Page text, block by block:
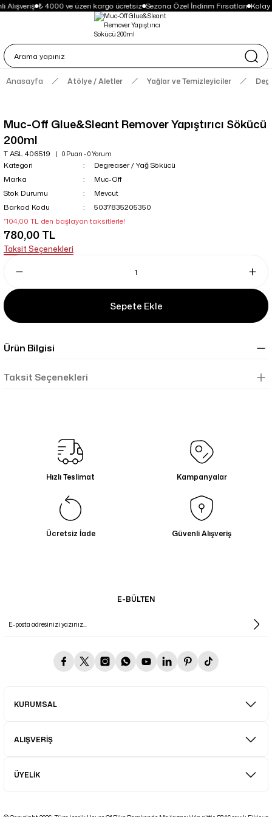
Alışveriş ₺ 4000 ve üzeri kargo ücretsiz Sezona Özel İndirim Fırsatları Kolay
Anasayfa Atölye / Aletler Yağlar ve Temizleyiciler
Muc-Off Glue&Sleant Remover Yapıştırıcı Sökücü
200ml
T ASL 406519 0 Puan - 0 Yorum
Kategori
Degreaser / Yağ Sökücü
Marka
Muc-Off
Stok Durumu
Mevcut
Barkod Kodu
5037835205350
*104,00 TL den başlayan taksitlerle!
780,00 TL
Taksit Seçenekleri
Sepete Ekle
Ürün Bilgisi
Taksit Seçenekleri
Hızlı Teslimat Kampanyalar
Ücretsiz İade Güvenli Alışveriş
E-BÜLTEN
KURUMSAL
ALIŞVERİŞ
ÜYELİK